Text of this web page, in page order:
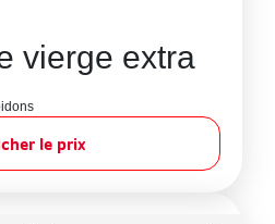
vierge extra
le prix